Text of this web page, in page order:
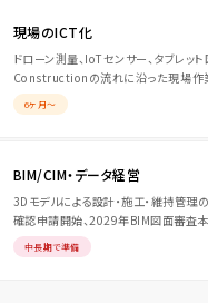
現場のICT化
ドローン測量、IoTセンサー、タブレッ
Constructionの流れに沿った現場作
6ヶ月〜
BIM/CIM・データ経営
3Dモデルによる設計・施工・維持管理
確認申請開始、2029年BIM図面審査
中長期で準備